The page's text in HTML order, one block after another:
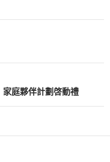
庭夥伴計劃啓動禮